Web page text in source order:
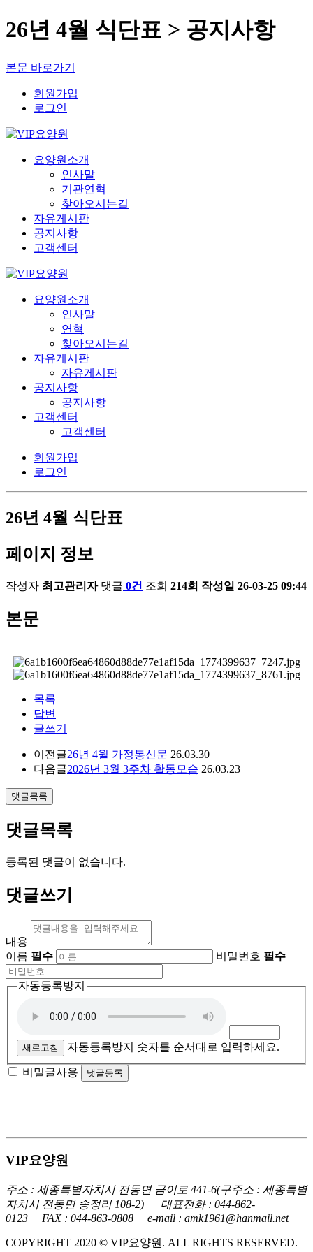
26년 4월 식단표 > 공지사항
본문 바로가기
회원가입
로그인
요양원소개
인사말
기관연혁
찾아오시는길
자유게시판
공지사항
고객센터
요양원소개
인사말
연혁
찾아오시는길
자유게시판
자유게시판
공지사항
공지사항
고객센터
고객센터
회원가입
로그인
26년 4월 식단표
페이지 정보
작성자 최고관리자 댓글 0건 조회 214회 작성일 26-03-25 09:44
본문
목록
답변
글쓰기
이전글26년 4월 가정통신문 26.03.30
다음글2026년 3월 3주차 활동모습 26.03.23
댓글목록
댓글목록
등록된 댓글이 없습니다.
댓글쓰기
내용
이름 필수 비밀번호 필수
자동등록방지
새로고침 자동등록방지 숫자를 순서대로 입력하세요.
비밀글사용
VIP요양원
주소 : 세종특별자치시 전동면 금이로 441-6(구주소 : 세종특별
자치시 전동면 송정리 108-2) 대표전화 : 044-862-
0123 FAX : 044-863-0808 e-mail : amk1961@hanmail.net
COPYRIGHT 2020 © VIP요양원. ALL RIGHTS RESERVED.